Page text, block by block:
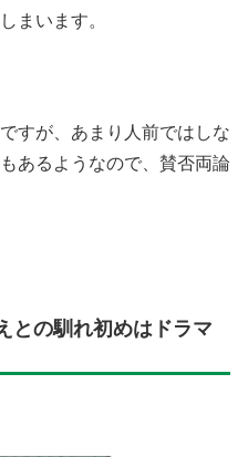
まいます。
すが、あまり人前ではしな
あるようなので、賛否両論
との馴れ初めはドラマ